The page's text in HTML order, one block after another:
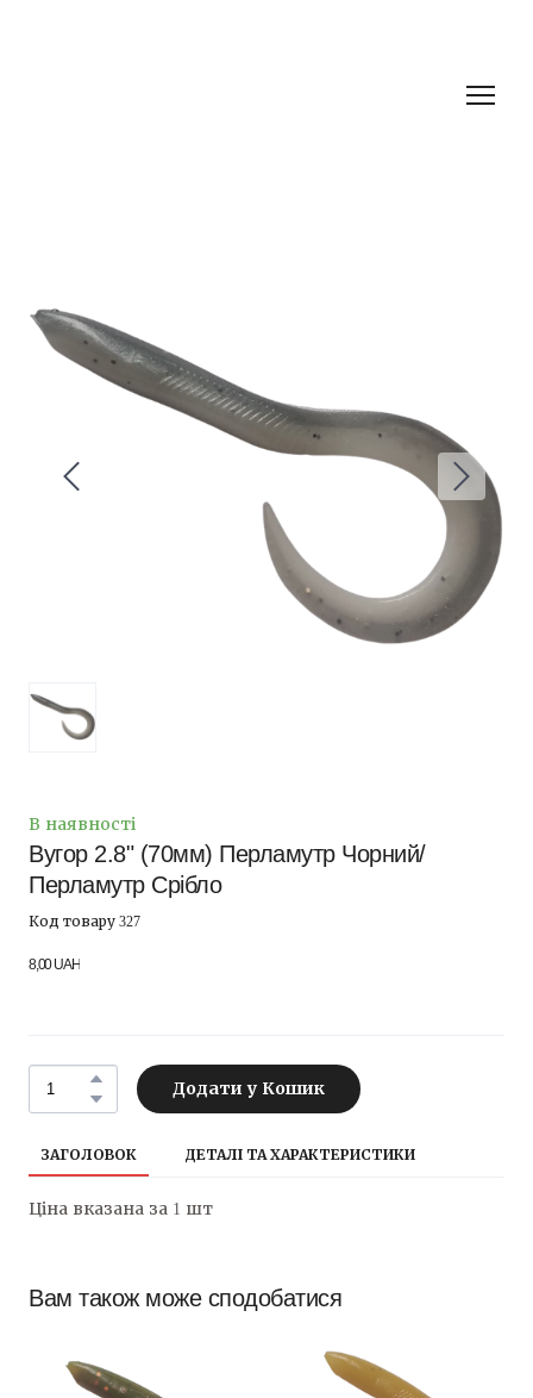
В наявності
Вугор 2.8" (70мм) Перламутр Чорний/
Перламутр Срібло
Код товару 327
8,00 UAH
Додати у Кошик
ЗАГОЛОВОК ДЕТАЛІ ТА ХАРАКТЕРИСТИКИ
Ціна вказана за 1 шт
Вам також може сподобатися